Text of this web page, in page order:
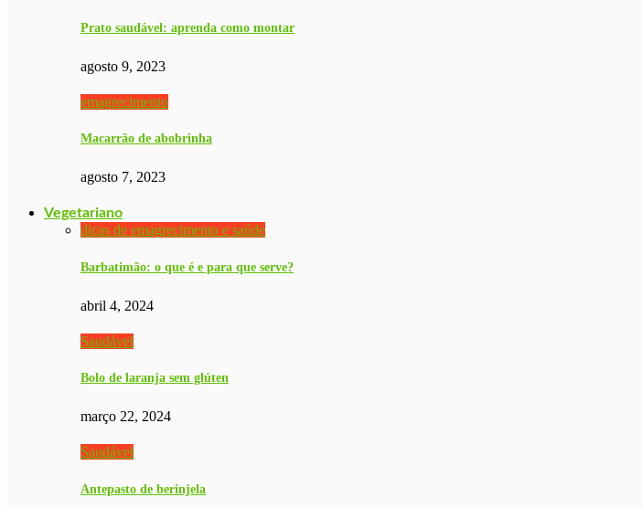
Prato saudável: aprenda como montar
agosto 9, 2023
emagrecimento
Macarrão de abobrinha
agosto 7, 2023
Vegetariano
dicas de emagrecimento e saúde
Barbatimão: o que é e para que serve?
abril 4, 2024
Saudável
Bolo de laranja sem glúten
março 22, 2024
Saudável
Antepasto de berinjela